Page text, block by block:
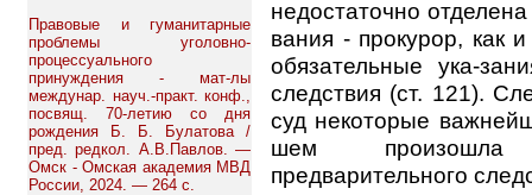
Правовые и гуманитарные
проблемы уголовно-
процессуального
принуждения - мат-лы
междунар. науч.-практ. конф.,
посвящ. 70-летию со дня
рождения Б. Б. Булатова /
пред. редкол. А.В.Павлов. —
Омск - Омская академия МВД
России, 2024. — 264 с.
недостаточно
вания - прокурор, как
обязательные ука-
следствия (ст. 121).
суд некоторые
шем произошла
предварительного